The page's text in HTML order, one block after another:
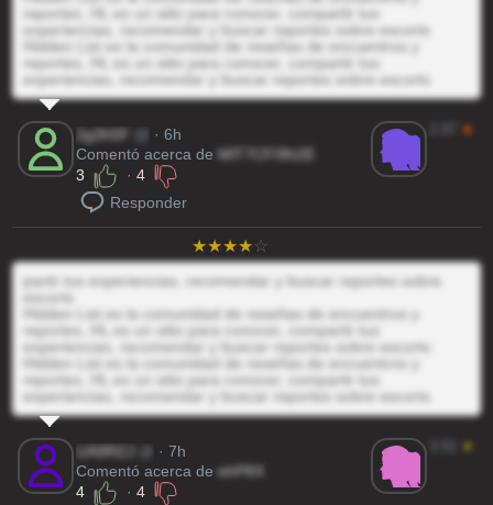
reportes, HL es un sitio para conocer, compartir tus
experiencias, recomendar y buscar reportes sobre escorts
Hidden List es la comunidad de reseñas de encuentros y
reportes, HL es un sitio para conocer, compartir tus
experiencias, recomendar y buscar reportes sobre escorts
2g3h5F
· 6h
Comentó acerca de
MlT7CFI9h2E
3
·4
Responder
★
partir tus experiencias, recomendar y buscar reportes sobre
escorts
Hidden List es la comunidad de reseñas de encuentros y
reportes, HL es un sitio para conocer, compartir tus
experiencias, recomendar y buscar reportes sobre escorts
Hidden List es la comunidad de reseñas de encuentros y
reportes, HL es un sitio para conocer, compartir tus
experiencias, recomendar y buscar reportes sobre escorts
· 7h
Comentó acerca de ehP8X
4
·4
★